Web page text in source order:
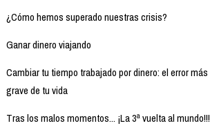
¿Cómo hemos superado nuestras crisis?
Ganar dinero viajando
Cambiar tu tiempo trabajado por dinero: el error más
grave de tu vida
Tras los malos momentos... ¡La 3ª vuelta al mundo!!!